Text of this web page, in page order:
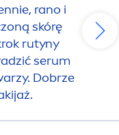
rano i
skórę
rutyny
serum
Dobrze